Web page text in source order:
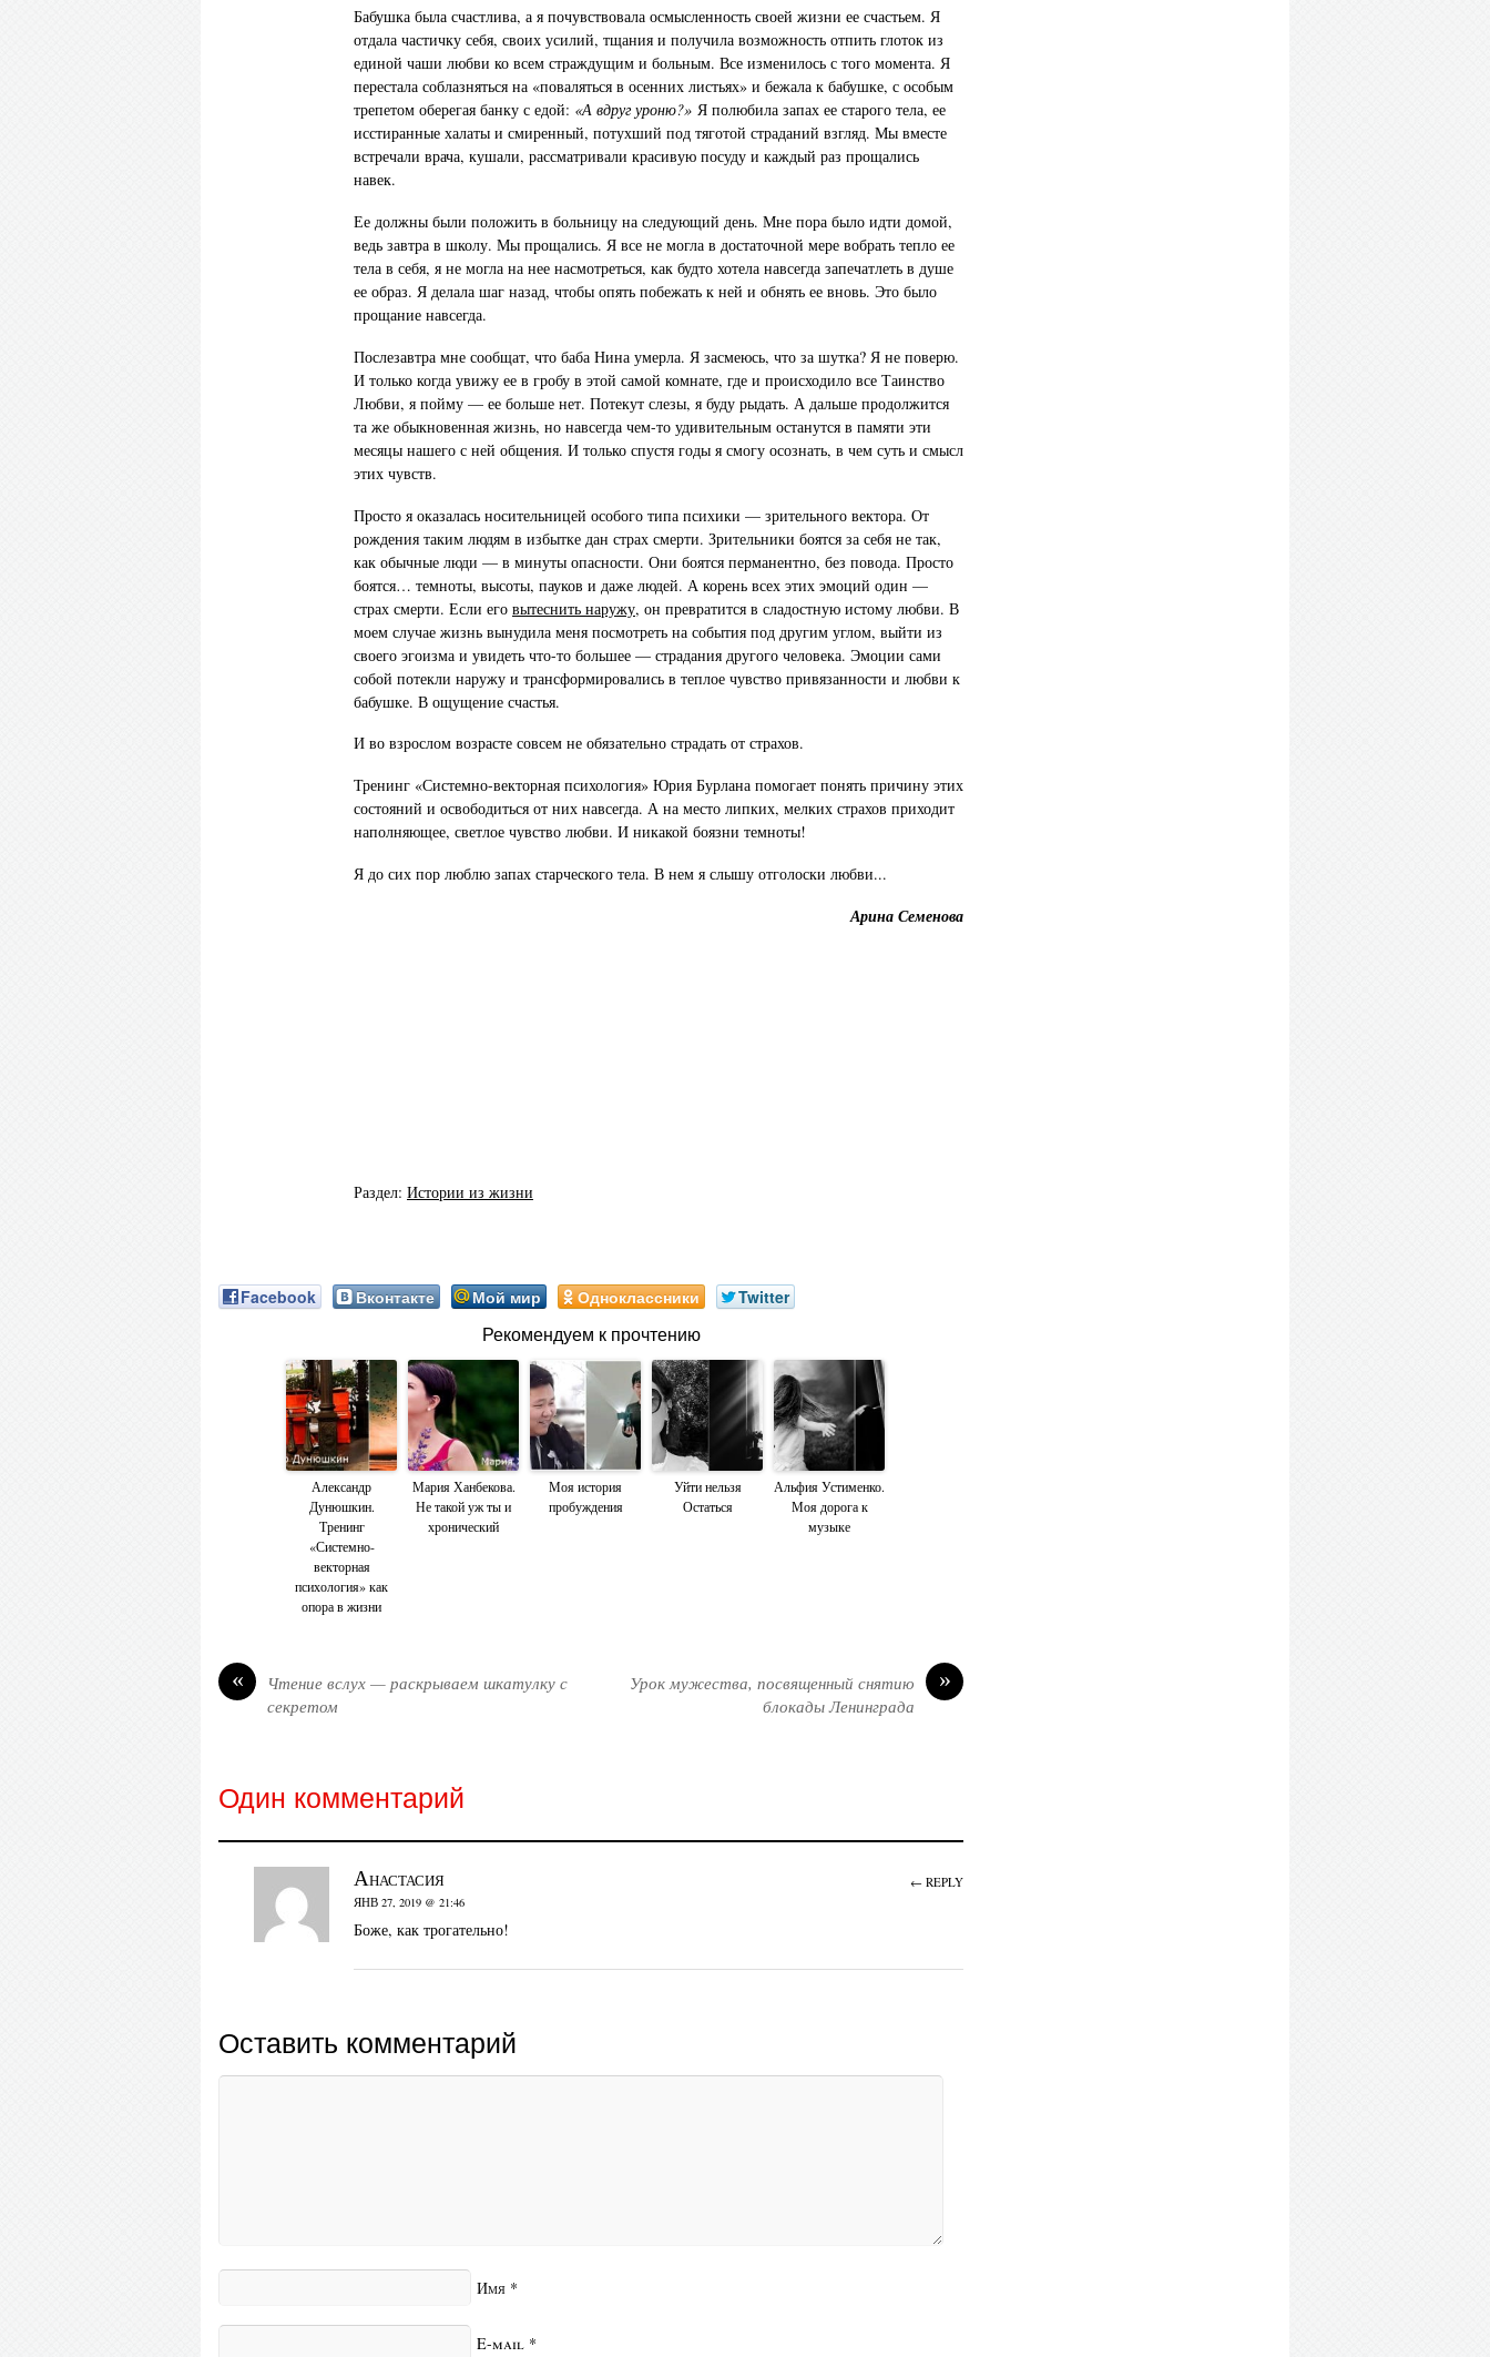
Бабушка была счастлива, а я почувствовала осмысленность своей жизни ее счастьем. Я
отдала частичку себя, своих усилий, тщания и получила возможность отпить глоток из
единой чаши любви ко всем страждущим и больным. Все изменилось с того момента. Я
перестала соблазняться на «поваляться в осенних листьях» и бежала к бабушке, с особым
трепетом оберегая банку с едой: «А вдруг уроню?» Я полюбила запах ее старого тела, ее
исстиранные халаты и смиренный, потухший под тяготой страданий взгляд. Мы вместе
встречали врача, кушали, рассматривали красивую посуду и каждый раз прощались
навек.
Ее должны были положить в больницу на следующий день. Мне пора было идти домой,
ведь завтра в школу. Мы прощались. Я все не могла в достаточной мере вобрать тепло ее
тела в себя, я не могла на нее насмотреться, как будто хотела навсегда запечатлеть в душе
ее образ. Я делала шаг назад, чтобы опять побежать к ней и обнять ее вновь. Это было
прощание навсегда.
Послезавтра мне сообщат, что баба Нина умерла. Я засмеюсь, что за шутка? Я не поверю.
И только когда увижу ее в гробу в этой самой комнате, где и происходило все Таинство
Любви, я пойму — ее больше нет. Потекут слезы, я буду рыдать. А дальше продолжится
та же обыкновенная жизнь, но навсегда чем-то удивительным останутся в памяти эти
месяцы нашего с ней общения. И только спустя годы я смогу осознать, в чем суть и смысл
этих чувств.
Просто я оказалась носительницей особого типа психики — зрительного вектора. От
рождения таким людям в избытке дан страх смерти. Зрительники боятся за себя не так,
как обычные люди — в минуты опасности. Они боятся перманентно, без повода. Просто
боятся… темноты, высоты, пауков и даже людей. А корень всех этих эмоций один —
страх смерти. Если его вытеснить наружу, он превратится в сладостную истому любви. В
моем случае жизнь вынудила меня посмотреть на события под другим углом, выйти из
своего эгоизма и увидеть что-то большее — страдания другого человека. Эмоции сами
собой потекли наружу и трансформировались в теплое чувство привязанности и любви к
бабушке. В ощущение счастья.
И во взрослом возрасте совсем не обязательно страдать от страхов.
Тренинг «Системно-векторная психология» Юрия Бурлана помогает понять причину этих
состояний и освободиться от них навсегда. А на место липких, мелких страхов приходит
наполняющее, светлое чувство любви. И никакой боязни темноты!
Я до сих пор люблю запах старческого тела. В нем я слышу отголоски любви...
Арина Семенова
Раздел: Истории из жизни
Facebook Вконтакте Мой мир Одноклассники Twitter
Рекомендуем к прочтению
Александр
Дунюшкин.
Тренинг
«Системно-
векторная
психология» как
опора в жизни
Мария Ханбекова.
Не такой уж ты и
хронический
Моя история
пробуждения
Уйти нельзя
Остаться
Альфия Устименко.
Моя дорога к
музыке
«
Чтение вслух — раскрываем шкатулку с
секретом
»
Урок мужества, посвященный снятию
блокады Ленинграда
Один комментарий
Анастасия
ЯНВ 27, 2019 @ 21:46
Боже, как трогательно!
← REPLY
Оставить комментарий
Имя *
E-mail *